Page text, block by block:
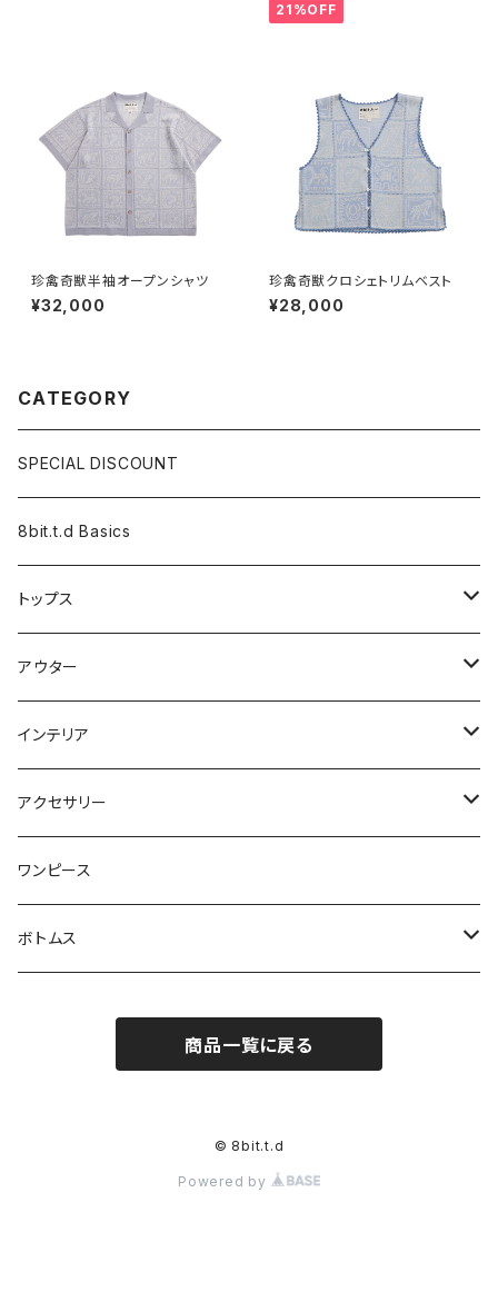
21%OFF
珍禽奇獣半袖オープンシャツ
¥32,000
珍禽奇獣クロシェトリムベスト
¥28,000
CATEGORY
SPECIAL DISCOUNT
8bit.t.d Basics
トップス
長袖
半袖
ベスト
アウター
カーディガン
ジャケット
ベストジャケット
インテリア
タペストリー
ブランケット
クッション
アクセサリー
靴下
マフラー
ワンピース
ボトムス
商品一覧に戻る
© 8bit.t.d
Powered by